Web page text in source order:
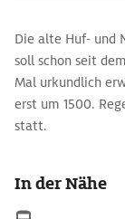
Die alte Huf- und
soll schon seit
Mal urkundlich
erst um 1500.
statt.
In der Nähe